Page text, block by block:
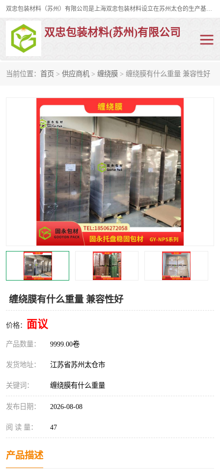
双忠包装材料（苏州）有限公司是上海双忠包装材料设立在苏州太仓的生产基地，占地约2万平米，产品主要有打孔缠绕膜，拉伸蜂窝纸，集装箱充气袋，滑托板，打包带，裹包网兜，防滑纸等箱体和托盘的运输和保护性包材。固永包材®，GooYon Pack®，是我们保护性包装材料的专属品牌。
双忠包装材料(苏州)有限公司
当前位置： 首页 > 供应商机 > 缠绕膜 > 缠绕膜有什么重量 兼容性好
缠绕膜有什么重量 兼容性好
价格： 面议
产品数量： 9999.00卷
发货地址： 江苏省苏州太仓市
关键词： 缠绕膜有什么重量
发布日期： 2026-08-08
阅 读 量： 47
产品描述
裹包网兜 纤维打包带
充气袋
缠绕膜
托盘裹包网兜
托盘捆绑带